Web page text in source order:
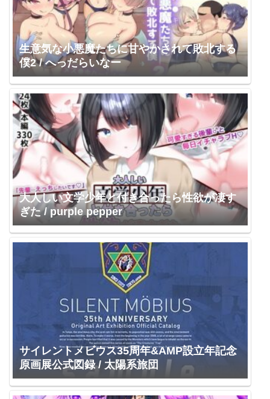
生意気な小悪魔たちに甘やかされて敗北する
僕2 / へっだらいなー
大人しい文学少年と付き合ったら性欲が凄す
ぎた / purple pepper
サイレントメビウス35周年&AMP設立年記念
原画展公式図録 / 太陽系旅団